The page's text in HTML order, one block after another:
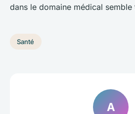
dans le domaine médical semble
Santé
A